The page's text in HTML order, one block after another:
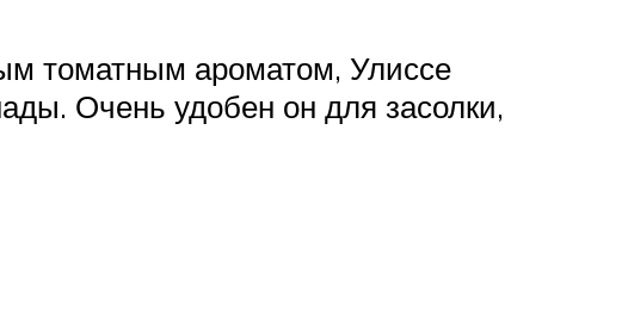
томатным ароматом, Улиссе
Очень удобен он для засолки,